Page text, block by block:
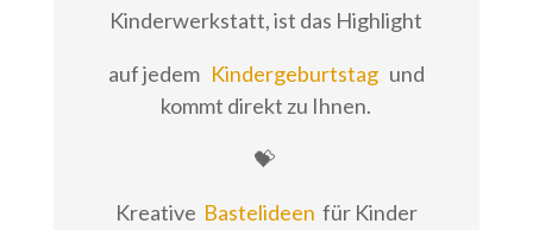
Kinderwerkstatt, ist das Highlight
auf jedem Kindergeburtstagund
kommt direkt zu Ihnen.
💝
Kreative Bastelideen für Kinder